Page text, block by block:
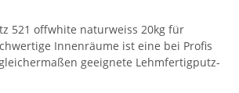
521 offwhite naturweiss 20kg für
Innenräume ist eine bei Profis
geeignete Lehmfertigputz-